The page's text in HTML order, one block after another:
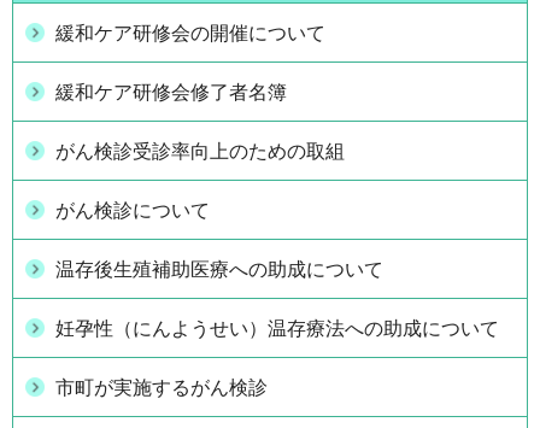
緩和ケア研修会の開催について
緩和ケア研修会修了者名簿
がん検診受診率向上のための取組
がん検診について
温存後生殖補助医療への助成について
妊孕性（にんようせい）温存療法への助成について
市町が実施するがん検診